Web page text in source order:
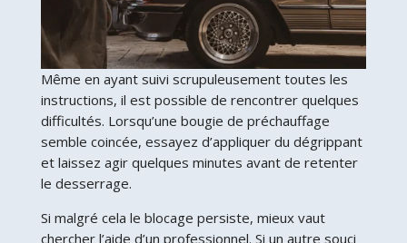
Même en ayant suivi scrupuleusement toutes les
instructions, il est possible de rencontrer quelques
difficultés. Lorsqu’une bougie de préchauffage
semble coincée, essayez d’appliquer du dégrippant
et laissez agir quelques minutes avant de retenter
le desserrage.
Si malgré cela le blocage persiste, mieux vaut
chercher l’aide d’un professionnel. Si un autre souci